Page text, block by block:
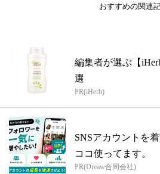
おすすめの関連
編集者が選ぶ【
選
PR(iHerb)
SNSアカウントを
ココ使ってます。
PR(Dreaw合同会社)